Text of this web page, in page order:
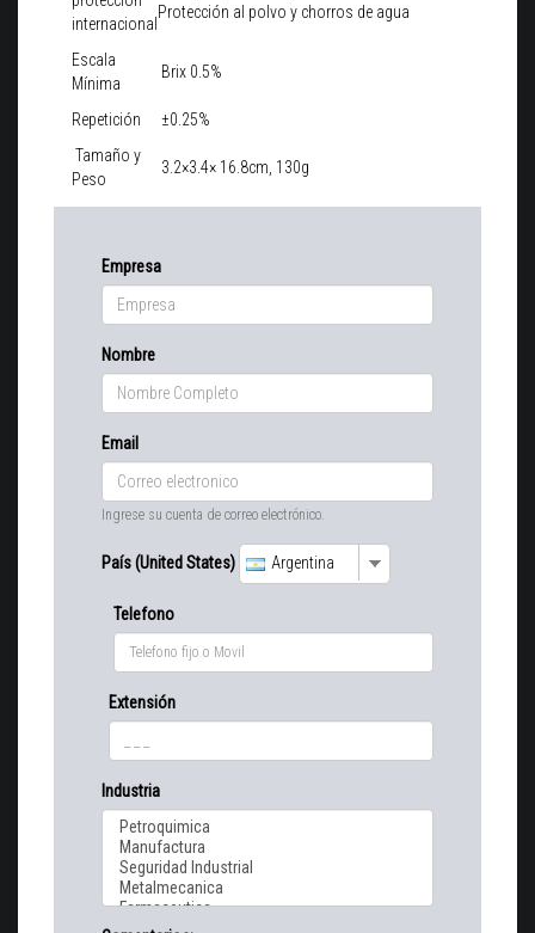
internacional
Protección al polvo y chorros de agua
Escala
Mínima
Brix 0.5%
Repetición
±0.25%
Tamaño y
Peso
3.2×3.4× 16.8cm, 130g
Empresa
Nombre
Email
Ingrese su cuenta de correo electrónico.
País (United States) Argentina
Telefono
Extensión
Industria